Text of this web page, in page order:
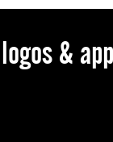
&